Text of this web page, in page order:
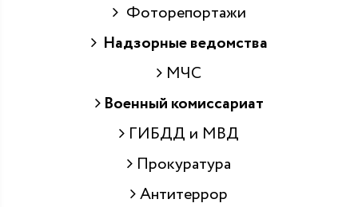
Фоторепортажи
Надзорные ведомства
МЧС
Военный комиссариат
ГИБДД и МВД
Прокуратура
Антитеррор